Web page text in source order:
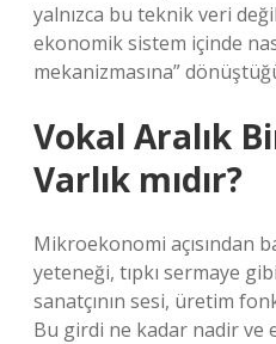
yalnızca bu teknik veri
ekonomik sistem içinde
mekanizmasına”
Vokal Aralık
Varlık mıdır?
Mikroekonomi açısından
yeteneği, tıpkı sermaye
sanatçının sesi, üretim
Bu girdi ne kadar nadir ve